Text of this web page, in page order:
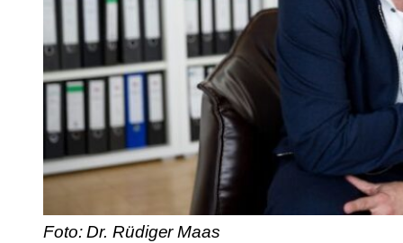
Foto: Dr. Rüdiger Maas